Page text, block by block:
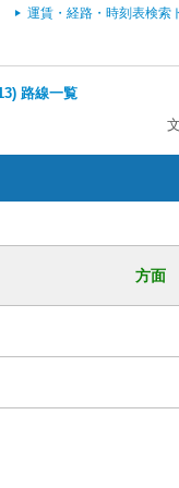
運賃・経路・時刻表検索
路線一覧
方面